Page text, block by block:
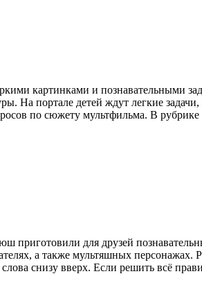
картинками и познавательными
На портале детей ждут легкие
по сюжету мультфильма. В
для друзей
а также мультяшных персонажах.
снизу вверх. Если решить всё